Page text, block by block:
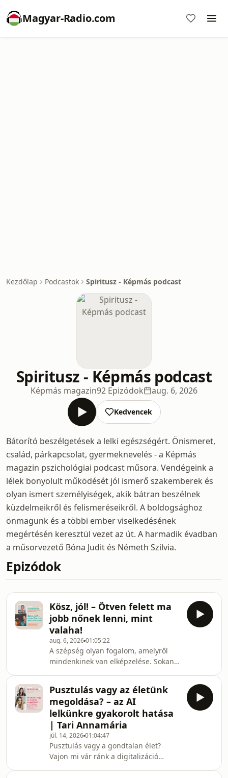
Magyar-Radio.com
Kezdőlap Podcastok Spiritusz - Képmás podcast
Spiritusz - Képmás podcast
Képmás magazin92 Epizódok aug. 6, 2026
Kedvencek
Bátorító beszélgetések a lelki egészségért. Önismeret,
család, párkapcsolat, gyermeknevelés - a Képmás
magazin pszichológiai podcast műsora. Vendégeink a
lélek bonyolult működését jól ismerő szakemberek és
olyan ismert személyiségek, akik bátran beszélnek
küzdelmeikről és felismeréseikről. A boldogsághoz
önmagunk és a többi ember viselkedésének
megértésén keresztül vezet az út. A harmadik évadban
a műsorvezető Bóna Judit és Németh Szilvia.
Epizódok
Kösz, jól! – Ötven felett ma
jobb nőnek lenni, mint
valaha!
aug. 6, 202601:05:22
A szépség olyan fogalom, amelyről
mindenkinek van elképzelése. Sokan
hogy szépnek lássanak bennünket. Az
idő múlásával azonban egyre
nehezebb megfelelni az éppen
aktuális elvárásoknak. A közösségi
felületeken, a reklámokban, a
médiában vagy akár egy állásinterjún
negyven év felett már sokszor idősnek
számít az ember – különöse
Pusztulás vagy az életünk
megoldása? – az AI
lelkünkre gyakorolt hatása
| Tari Annamária
júl. 14, 202601:04:47
Pusztulás vagy a gondtalan élet?
Vajon mi vár ránk a digitalizáció